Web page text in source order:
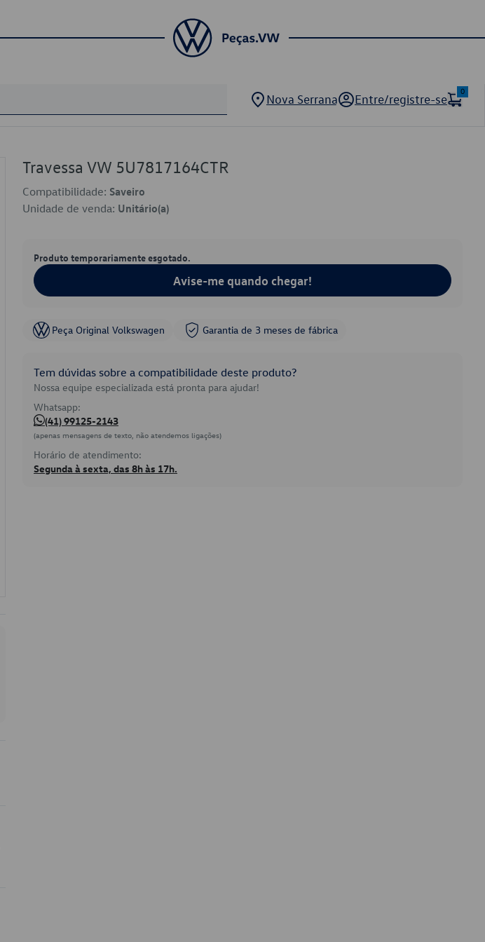
Nova Serrana Entre/registre-se
0
Travessa VW 5U7817164CTR
Compatibilidade: Saveiro
Unidade de venda: Unitário(a)
Produto temporariamente esgotado.
Avise-me quando chegar!
Peça Original Volkswagen Garantia de 3 meses de fábrica
Tem dúvidas sobre a compatibilidade deste produto?
Nossa equipe especializada está pronta para ajudar!
Whatsapp:
(41) 99125-2143
(apenas mensagens de texto, não atendemos ligações)
Horário de atendimento:
Segunda à sexta, das 8h às 17h.